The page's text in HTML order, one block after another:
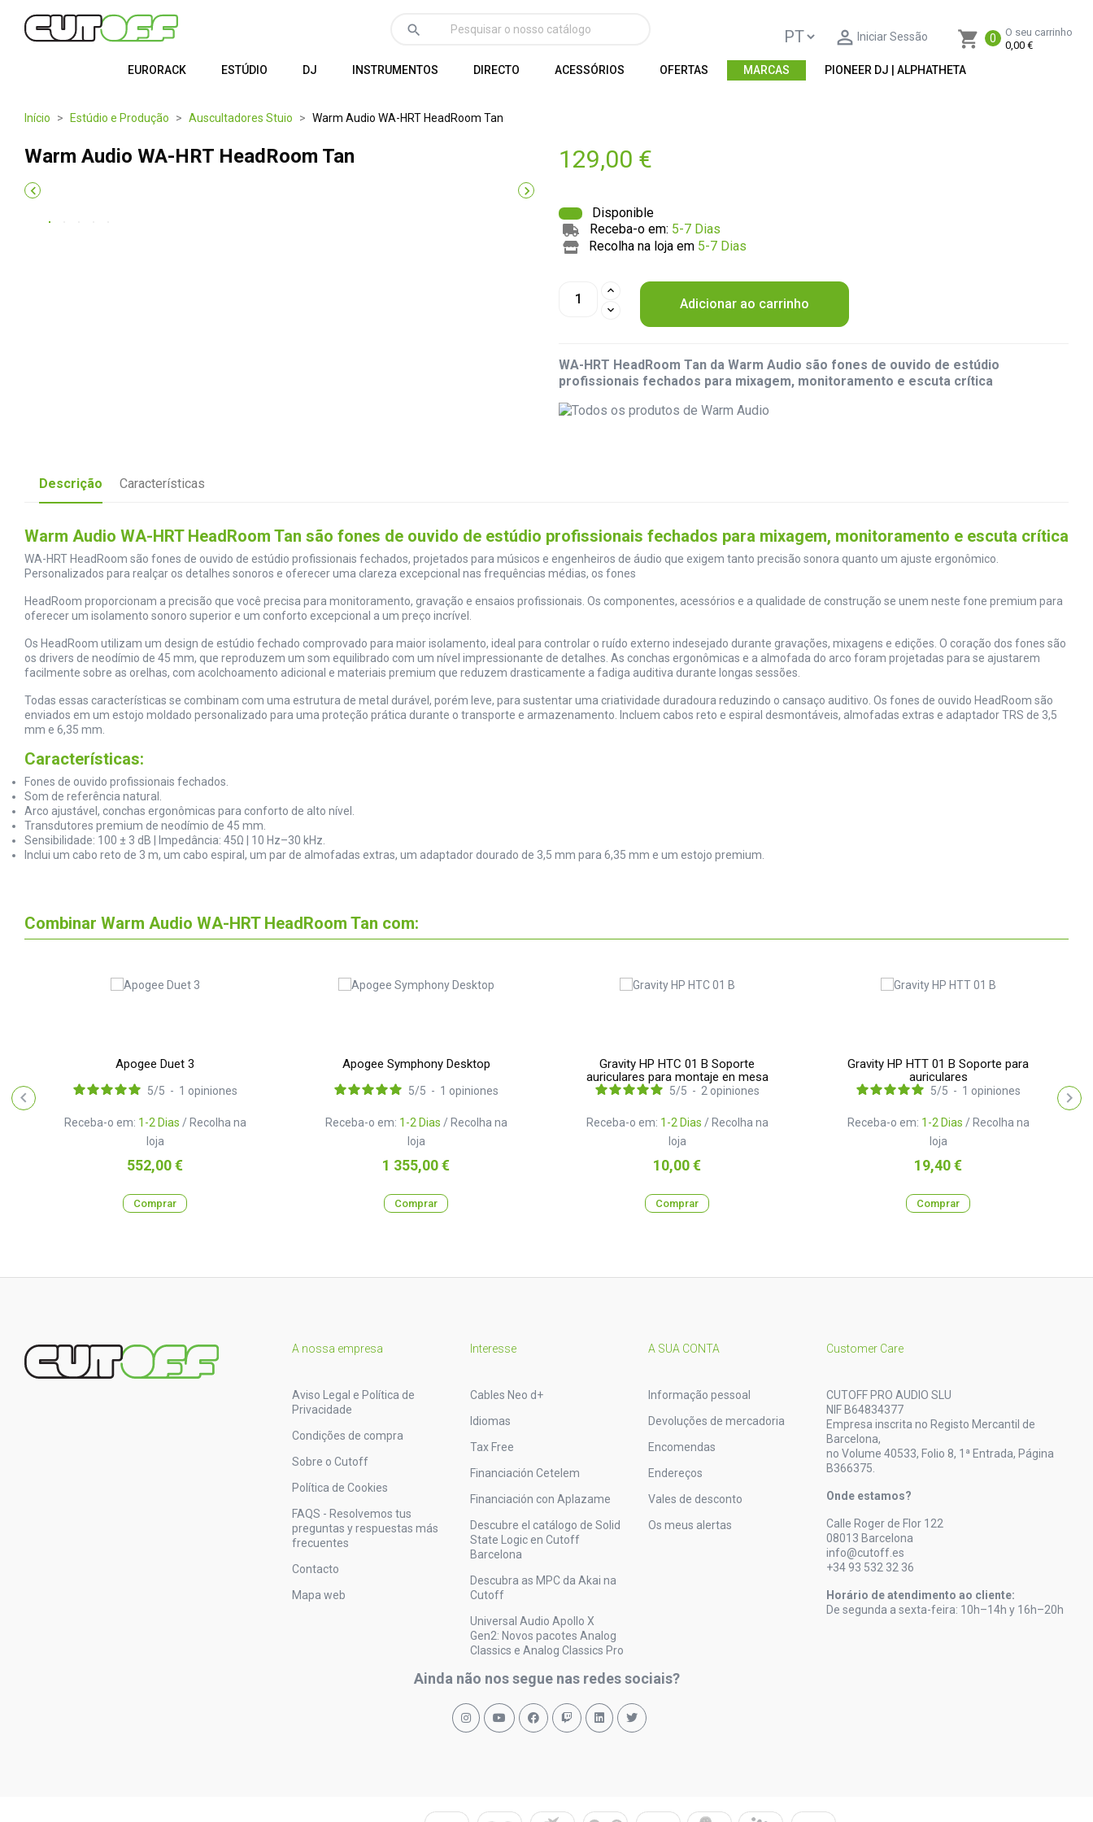
shopping_cart 0
O seu carrinho
0,00 €
 Iniciar Sessão
search
EURORACK ESTÚDIO DJ INSTRUMENTOS DIRECTO ACESSÓRIOS OFERTAS MARCAS PIONEER DJ | ALPHATHETA
Início Estúdio e Produção Auscultadores Stuio Warm Audio WA-HRT HeadRoom Tan
Warm Audio WA-HRT HeadRoom Tan
 
129,00 €
Disponible
Receba-o em: 5-7 Dias
Recolha na loja em 5-7 Dias
Adicionar ao carrinho
WA-HRT HeadRoom Tan da Warm Audio são fones de ouvido de estúdio
profissionais fechados para mixagem, monitoramento e escuta crítica
Descrição Características
Warm Audio WA-HRT HeadRoom Tan são fones de ouvido de estúdio profissionais fechados para mixagem, monitoramento e escuta crítica
WA-HRT HeadRoom são fones de ouvido de estúdio profissionais fechados, projetados para músicos e engenheiros de áudio que exigem tanto precisão sonora quanto um ajuste ergonômico.
Personalizados para realçar os detalhes sonoros e oferecer uma clareza excepcional nas frequências médias, os fones
HeadRoom proporcionam a precisão que você precisa para monitoramento, gravação e ensaios profissionais. Os componentes, acessórios e a qualidade de construção se unem neste fone premium para
oferecer um isolamento sonoro superior e um conforto excepcional a um preço incrível.
Os HeadRoom utilizam um design de estúdio fechado comprovado para maior isolamento, ideal para controlar o ruído externo indesejado durante gravações, mixagens e edições. O coração dos fones são
os drivers de neodímio de 45 mm, que reproduzem um som equilibrado com um nível impressionante de detalhes. As conchas ergonômicas e a almofada do arco foram projetadas para se ajustarem
facilmente sobre as orelhas, com acolchoamento adicional e materiais premium que reduzem drasticamente a fadiga auditiva durante longas sessões.
Todas essas características se combinam com uma estrutura de metal durável, porém leve, para sustentar uma criatividade duradoura reduzindo o cansaço auditivo. Os fones de ouvido HeadRoom são
enviados em um estojo moldado personalizado para uma proteção prática durante o transporte e armazenamento. Incluem cabos reto e espiral desmontáveis, almofadas extras e adaptador TRS de 3,5
mm e 6,35 mm.
Características:
Fones de ouvido profissionais fechados.
Som de referência natural.
Arco ajustável, conchas ergonômicas para conforto de alto nível.
Transdutores premium de neodímio de 45 mm.
Sensibilidade: 100 ± 3 dB | Impedância: 45Ω | 10 Hz–30 kHz.
Inclui um cabo reto de 3 m, um cabo espiral, um par de almofadas extras, um adaptador dourado de 3,5 mm para 6,35 mm e um estojo premium.
Combinar Warm Audio WA-HRT HeadRoom Tan com:
Apogee Duet 3
Receba-o em: 1-2 Dias / Recolha na
loja
5/5 - 1 opiniones
Preço
552,00 €
Comprar
Apogee Symphony Desktop
Receba-o em: 1-2 Dias / Recolha na
loja
5/5 - 1 opiniones
Preço
1 355,00 €
Comprar
Gravity HP HTC 01 B Soporte
auriculares para montaje en mesa
Receba-o em: 1-2 Dias / Recolha na
loja
5/5 - 2 opiniones
Preço
10,00 €
Comprar
Gravity HP HTT 01 B Soporte para
auriculares
Receba-o em: 1-2 Dias / Recolha na
loja
5/5 - 1 opiniones
Preço
19,40 €
Comprar
A nossa empresa
Aviso Legal e Política de
Privacidade
Condições de compra
Sobre o Cutoff
Política de Cookies
FAQS - Resolvemos tus
preguntas y respuestas más
frecuentes
Contacto
Mapa web
Interesse
Cables Neo d+
Idiomas
Tax Free
Financiación Cetelem
Financiación con Aplazame
Descubre el catálogo de Solid
State Logic en Cutoff
Barcelona
Descubra as MPC da Akai na
Cutoff
Universal Audio Apollo X
Gen2: Novos pacotes Analog
Classics e Analog Classics Pro
A SUA CONTA
Informação pessoal
Devoluções de mercadoria
Encomendas
Endereços
Vales de desconto
Os meus alertas
Customer Care
CUTOFF PRO AUDIO SLU
NIF B64834377
Empresa inscrita no Registo Mercantil de
Barcelona,
no Volume 40533, Folio 8, 1ª Entrada, Página
B366375.
Onde estamos?
Calle Roger de Flor 122
08013 Barcelona
info@cutoff.es
+34 93 532 32 36
Horário de atendimento ao cliente:
De segunda a sexta-feira: 10h–14h y 16h–20h
Ainda não nos segue nas redes sociais?